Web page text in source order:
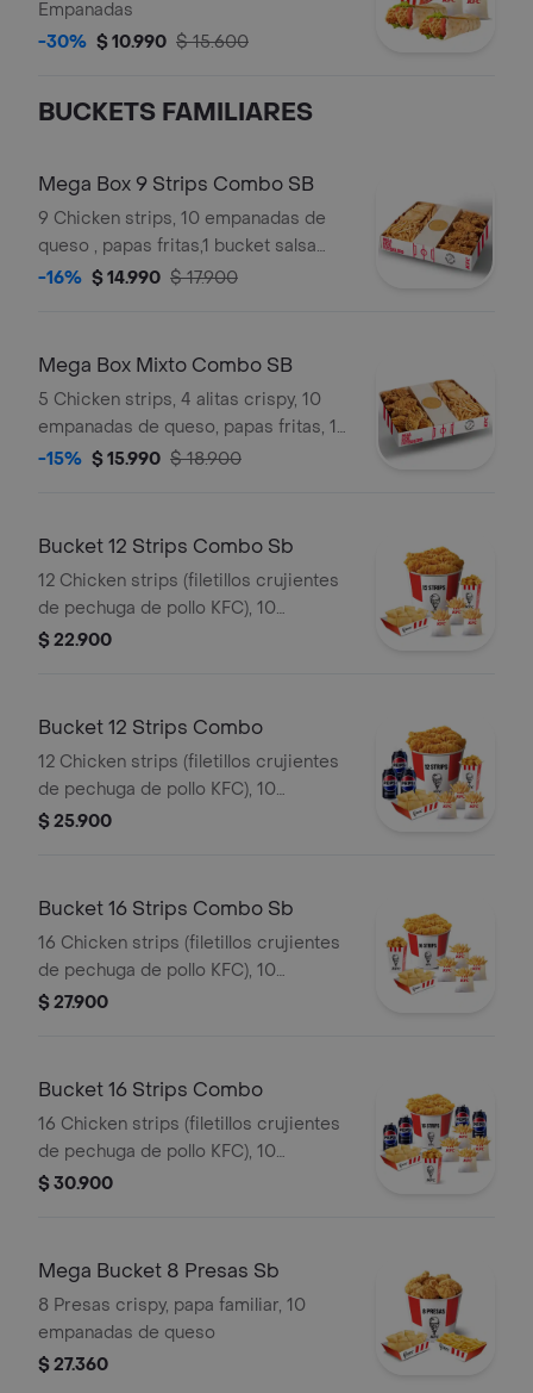
Empanadas
-30% $ 10.990 $ 15.600
BUCKETS FAMILIARES
Mega Box 9 Strips Combo SB
9 Chicken strips, 10 empanadas de
queso , papas fritas,1 bucket salsa
secreta mediana
-16% $ 14.990 $ 17.900
Mega Box Mixto Combo SB
5 Chicken strips, 4 alitas crispy, 10
empanadas de queso, papas fritas, 1
bucket salsa secreta mediana
-15% $ 15.990 $ 18.900
Bucket 12 Strips Combo Sb
12 Chicken strips (filetillos crujientes
de pechuga de pollo KFC), 10
empanadas de queso 3 papa fritas
$ 22.900
Bucket 12 Strips Combo
12 Chicken strips (filetillos crujientes
de pechuga de pollo KFC), 10
empanadas de queso , 3 papa fritas
$ 25.900
Bucket 16 Strips Combo Sb
16 Chicken strips (filetillos crujientes
de pechuga de pollo KFC), 10
empanadas de queso , 4 papa fritas
$ 27.900
Bucket 16 Strips Combo
16 Chicken strips (filetillos crujientes
de pechuga de pollo KFC), 10
empanadas de queso, 4 papa fritas
$ 30.900
Mega Bucket 8 Presas Sb
8 Presas crispy, papa familiar, 10
empanadas de queso
$ 27.360